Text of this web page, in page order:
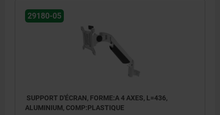
29180-05
SUPPORT D'ÉCRAN, FORME:A 4 AXES, L=436,
ALUMINIUM, COMP:PLASTIQUE